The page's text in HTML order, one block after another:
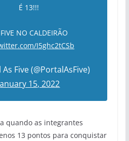
É 13!!!
NO CALDEIRÃO
I5ghc2tCSb
Five (@PortalAsFive)
15, 2022
quando as integrantes
13 pontos para conquistar